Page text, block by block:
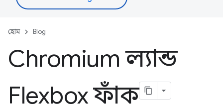
হোম Blog
Chromium ল্যান্ড
Flexbox ফাঁক